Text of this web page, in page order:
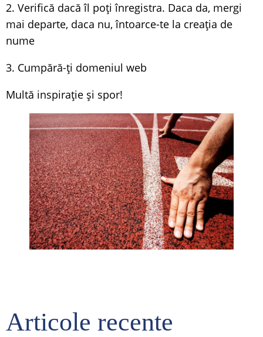
2. Verifică dacă îl poți înregistra. Daca da, mergi
mai departe, daca nu, întoarce-te la creația de
nume
3. Cumpără-ți domeniul web
Multă inspirație și spor!
Articole recente